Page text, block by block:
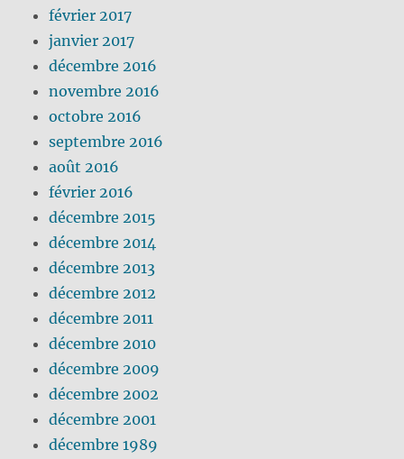
février 2017
janvier 2017
décembre 2016
novembre 2016
octobre 2016
septembre 2016
août 2016
février 2016
décembre 2015
décembre 2014
décembre 2013
décembre 2012
décembre 2011
décembre 2010
décembre 2009
décembre 2002
décembre 2001
décembre 1989